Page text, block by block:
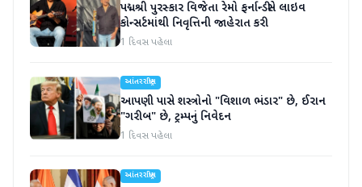
પદ્મશ્રી પુરસ્કાર વિજેતા રેમો ફર્નાન્ડીસે લાઇવ
કોન્સર્ટમાંથી નિવૃત્તિની જાહેરાત કરી
1 દિવસ પહેલા
આંતરરાષ્ટ્રીય
આપણી પાસે શસ્ત્રોનો "વિશાળ ભંડાર" છે, ઈરાન
"ગરીબ" છે, ટ્રમ્પનું નિવેદન
1 દિવસ પહેલા
આંતરરાષ્ટ્રીય